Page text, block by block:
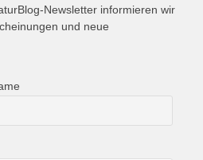
Newsletter informieren wir
und neue